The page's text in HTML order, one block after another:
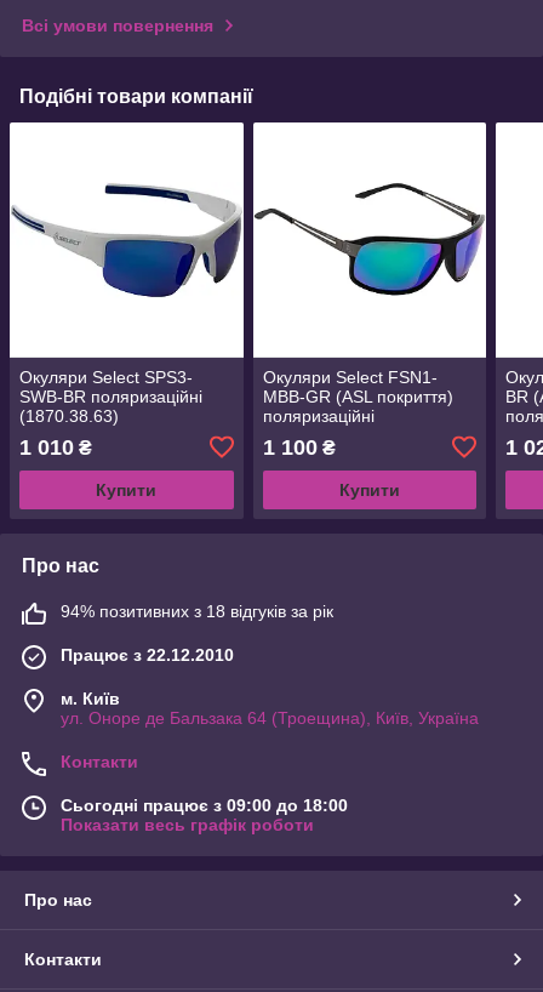
Всі умови повернення
Подібні товари компанії
Окуляри Select SPS3-
SWB-BR поляризаційні
(1870.38.63)
1 010 ₴
Купити
Окуляри Select FSN1-
MBB-GR (ASL покриття)
поляризаційні
1 100₴
Купити
BR
1
Про нас
94% позитивних з 18 відгуків за рік
Працює з 22.12.2010
м. Київ
ул. Оноре де Бальзака 64 (Троещина), Київ, Україна
Контакти
Сьогодні працює з 09:00 до 18:00
Показати весь графік роботи
Про нас
Контакти